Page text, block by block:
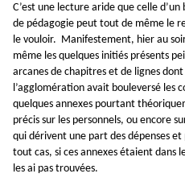
C’est une lecture aride que celle
de pédagogie peut tout de même le
le vouloir. Manifestement, hier au
même les quelques initiés présents
arcanes de chapitres et de lignes
l’agglomération avait bouleversé les
quelques annexes pourtant
précis sur les personnels, ou encore
qui dérivent une part des dépenses
tout cas, si ces annexes étaient dans
les ai pas trouvées.